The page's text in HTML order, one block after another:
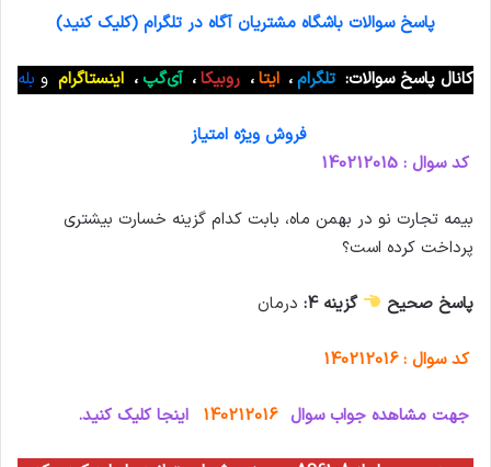
پاسخ سوالات باشگاه مشتریان آگاه در تلگرام (کلیک کنید)
کانال پاسخ سوالات: تلگرام، ایتا، روبیکا، آی‌گپ، اینستاگرام و بله
فروش ویژه امتیاز
کد سوال : 140212015
بیمه تجارت نو در بهمن ماه، بابت کدام گزینه خسارت بیشتری
پرداخت کرده است؟
پاسخ صحیح گزینه 4: درمان
کد سوال : 140212016
جهت مشاهده جواب سوال 140212016 اینجا کلیک کنید.